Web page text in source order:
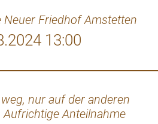
Neuer Friedhof Amstetten
13:00
nur auf der anderen
Aufrichtige Anteilnahme